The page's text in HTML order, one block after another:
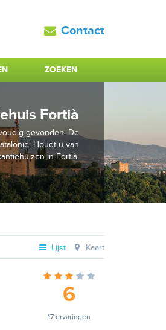
Contact
ZOEKEN
Fortià
gevonden. De
Houdt u van
in Fortià.
Lijst Kaart
6
17 ervaringen